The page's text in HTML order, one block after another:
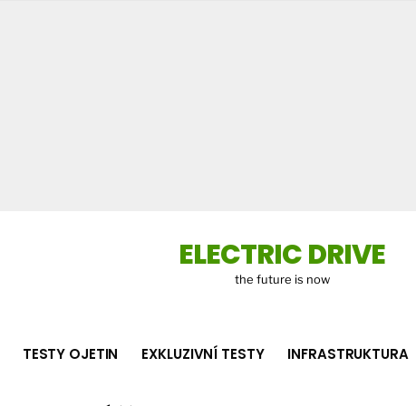
ELECTRIC DRIVE
the future is now
TESTY OJETIN EXKLUZIVNÍ TESTY INFRASTRUKTURA